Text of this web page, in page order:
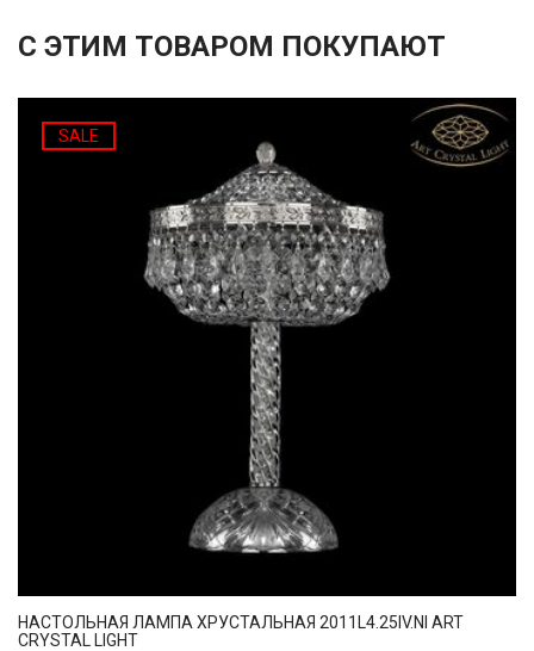
С ЭТИМ ТОВАРОМ ПОКУПАЮТ
SALE
НАСТОЛЬНАЯ ЛАМПА ХРУСТАЛЬНАЯ 2011L4.25IV.NI ART
CRYSTAL LIGHT